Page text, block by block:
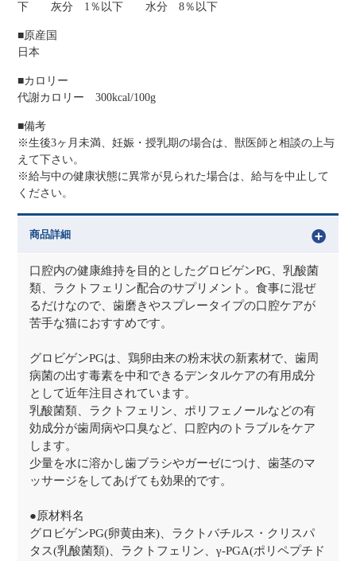
下 灰分 1％以下 水分 8％以下
■原産国
日本
■カロリー
代謝カロリー 300kcal/100g
■備考
※生後3ヶ月未満、妊娠・授乳期の場合は、獣医師と相談の上与
えて下さい。
※給与中の健康状態に異常が見られた場合は、給与を中止して
ください。
商品詳細
口腔内の健康維持を目的としたグロビゲンPG、乳酸菌
類、ラクトフェリン配合のサプリメント。食事に混ぜ
るだけなので、歯磨きやスプレータイプの口腔ケアが
苦手な猫におすすめです。
グロビゲンPGは、鶏卵由来の粉末状の新素材で、歯周
病菌の出す毒素を中和できるデンタルケアの有用成分
として近年注目されています。
乳酸菌類、ラクトフェリン、ポリフェノールなどの有
効成分が歯周病や口臭など、口腔内のトラブルをケア
します。
少量を水に溶かし歯ブラシやガーゼにつけ、歯茎のマ
ッサージをしてあげても効果的です。
●原材料名
グロビゲンPG(卵黄由来)、ラクトバチルス・クリスパ
タス(乳酸菌類)、ラクトフェリン、γ-PGA(ポリペプチド